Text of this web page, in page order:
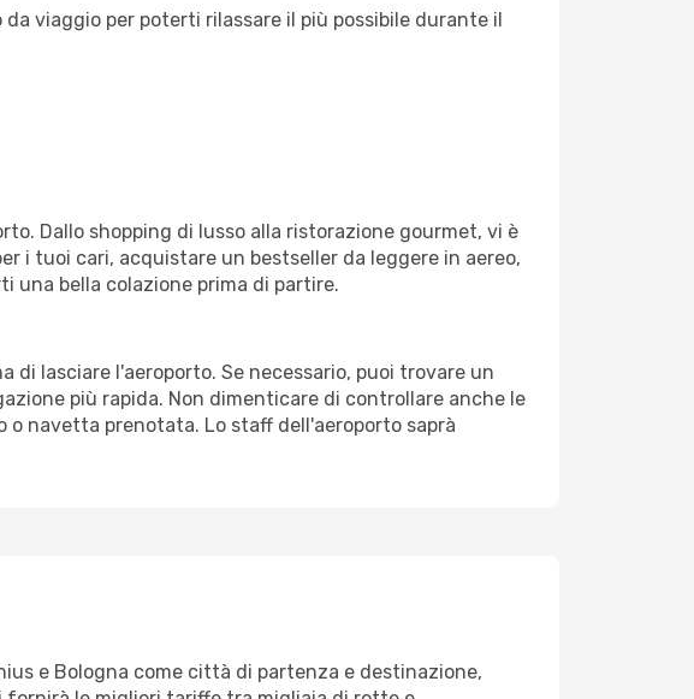
viaggio per poterti rilassare il più possibile durante il
Dallo shopping di lusso alla ristorazione gourmet, vi è
i tuoi cari, acquistare un bestseller da leggere in aereo,
una bella colazione prima di partire.
lasciare l'aeroporto. Se necessario, puoi trovare un
più rapida. Non dimenticare di controllare anche le
navetta prenotata. Lo staff dell'aeroporto saprà
e Bologna come città di partenza e destinazione,